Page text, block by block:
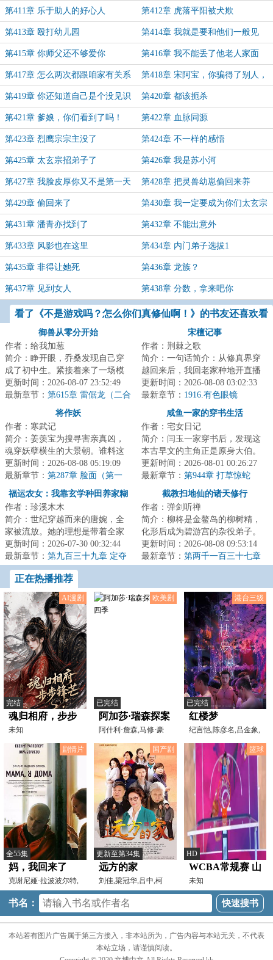
第411章 乐于助人的好心人 第412章 虎落平阳被犬欺
第413章 殴打幼儿园 第414章 我就是要和他们一般见
识！
第415章 你师父还不够爱你 第416章 我不能丢了他老人家面
子！
第417章 怎么两次都跟咱家有关系 第418章 宋阿宝，你骗得了别人，
骗不了我
第419章 你还知道自己是个没见识
的
第420章 都该扼杀
第421章 爹娘，你们看到了吗！ 第422章 血脉同源
第423章 烈鹰宗宗主没了 第424章 不一样的感悟
第425章 太玄宗招弟子了 第426章 我是苏小河
第427章 我脸皮厚你又不是第一天
知道
第428章 把灵兽幼崽偷回来养
第429章 偷回来了 第430章 我一定要成为你们太玄宗
的优秀弟子！
第431章 潘青亦找到了 第432章 不能出意外
第433章 风影也在这里 第434章 内门弟子选拔1
第435章 非得让她死 第436章 龙族？
第437章 见到女人 第438章 分数，拿来吧你
看了《不是游戏吗？怎么你们真修仙啊！》的书友还喜欢看
御兽从零分开始
作者：给我加葱
简介：睁开眼，乔桑发现自己穿
成了初中生。紧接着来了一场模
拟考。毕业她怕了吗？她怕
了……这考的都什么...
更新时间：2026-08-07 23:52:49
最新章节： 第615章 雷倨龙（二合
宋檀记事
作者：荆棘之歌
简介：一句话简介：从修真界穿
越回来后，我回老家种地开直播
卖菜了！修成金丹渡劫失败的宋
檀回到现代，发...
更新时间：2026-08-08 03:02:33
最新章节： 1916.有色眼镜
将作妖
作者：寒武记
简介：姜羡宝为搜寻害亲真凶，
魂穿妖孽横生的大景朝。谁料这
里破案，不看证据，只靠卦师！
这不巧了嘛？！...
更新时间：2026-08-08 05:19:09
最新章节： 第287章 脸面（第一
更）
咸鱼一家的穿书生活
作者：宅女日记
简介：闫玉一家穿书后，发现这
本古早文的主角正是原身大伯。
他们是扒着大伯喝血，早早被分
家，在全文末尾...
更新时间：2026-08-01 00:26:27
最新章节： 第944章 打草惊蛇
福运农女：我靠玄学种田养家糊
作者：珍溪木木
简介：世纪穿越而来的唐婉，全
家被流放。她的理想是带着全家
去致富，从此山高水长，远离朝
堂恩怨。只是理...
更新时间：2026-07-30 00:32:44
最新章节： 第九百三十九章 定夺
截教扫地仙的诸天修行
作者：弹剑听禅
简介：柳柊是金鳌岛的柳树精，
化形后成为碧游宫的杂役弟子。
实际上，柳柊是杨眉大仙的后
裔，具有变异的时...
更新时间：2026-08-08 09:53:14
最新章节： 第两千一百三十七章
正在热播推荐
AI漫剧
完结
魂归相府，步步
锋芒
未知
欧美剧
已完结
阿加莎·瑞森探案
集第四季
阿什利·詹森,马修·豪
勒,杰森·梅雷尔斯,
港台三级
已完结
红楼梦
纪言恺,陈彦名,吕金象,
陈彦廷,林冠宇,利晴
剧情片
全55集
妈，我回来了
克谢尼娅·拉波波尔特,
尤里·鲍里索夫,亚历
国产剧
更新至第34集
远方的家
刘佳,梁冠华,吕中,柯
蓝,刘端端,海天,秦焰,
篮球
HD
WCBA常规赛 山
东高速VS山西竹
叶青酒
20240226（姜
帆）
未知
书名：
本站若有图片广告属于第三方接入，非本站所为，广告内容与本站无关，不代表
本站立场，请谨慎阅读。